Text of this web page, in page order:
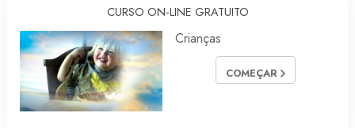
CURSO ON‑LINE GRATUITO
Crianças
COMEÇAR